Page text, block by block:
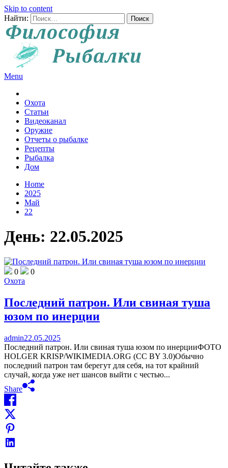
Skip to content
Найти:
Menu
Охота
Статьи
Видеоканал
Оружие
Отчеты о рыбалке
Рецепты
Рыбалка
Дом
Home
2025
Май
22
День: 22.05.2025
0
0
Охота
Последний патрон. Или свиная туша
юзом по инерции
admin22.05.2025
Последний патрон. Или свиная туша юзом по инерцииФОТО
HOLGER KRISP/WIKIMEDIA.ORG (CC BY 3.0)Обычно
последний патрон там берегут для себя, на тот крайний
случай, когда уже нет шансов выйти с честью...
Share